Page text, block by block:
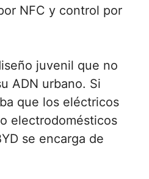
NFC y control por
juvenil que no
ADN urbano. Si
que los eléctricos
electrodomésticos
se encarga de